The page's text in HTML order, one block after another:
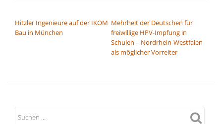
Hitzler Ingenieure auf der IKOM
Bau in München
Mehrheit der Deutschen für
freiwillige HPV-Impfung in
Schulen – Nordrhein-Westfalen
als möglicher Vorreiter